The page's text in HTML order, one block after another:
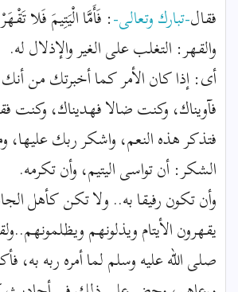
فقال-تبارك وتعالى-: فَأَمَّا الْيَتِيمَ فَلا
والقهر: التغلب على الغير والإذلال له.
أى: إذا كان الأمر كما أخبرتك من
فآويناك، وكنت ضالا فهديناك، وكنت
فتذكر هذه النعم، واشكر ربك عليها،
الشكر: أن تواسى اليتيم، وأن تكرمه.
وأن تكون رفيقا به.. ولا تكن كأهل
يقهرون الأيتام ويذلونهم
صلى الله عليه وسلم لما أمره ربه به،